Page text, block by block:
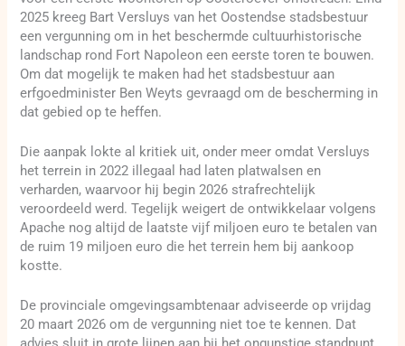
2025 kreeg Bart Versluys van het Oostendse stadsbestuur
een vergunning om in het beschermde cultuurhistorische
landschap rond Fort Napoleon een eerste toren te bouwen.
Om dat mogelijk te maken had het stadsbestuur aan
erfgoedminister Ben Weyts gevraagd om de bescherming in
dat gebied op te heffen.
Die aanpak lokte al kritiek uit, onder meer omdat Versluys
het terrein in 2022 illegaal had laten platwalsen en
verharden, waarvoor hij begin 2026 strafrechtelijk
veroordeeld werd. Tegelijk weigert de ontwikkelaar volgens
Apache nog altijd de laatste vijf miljoen euro te betalen van
de ruim 19 miljoen euro die het terrein hem bij aankoop
kostte.
De provinciale omgevingsambtenaar adviseerde op vrijdag
20 maart 2026 om de vergunning niet toe te kennen. Dat